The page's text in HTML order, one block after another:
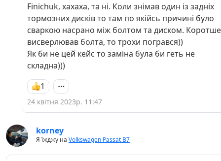
Finichuk, хахаха, та ні. Коли знімав один із задніх
тормозних дисків то там по якійсь причині було
сваркою насрано між болтом та диском. Коротше
висверлював болта, то трохи погрався))
Як би не цей кейс то заміна була би геть не
складна)))
1
24 квітня 2023р. 11:47
korneу
Я їжджу на Volkswagen Passat B7